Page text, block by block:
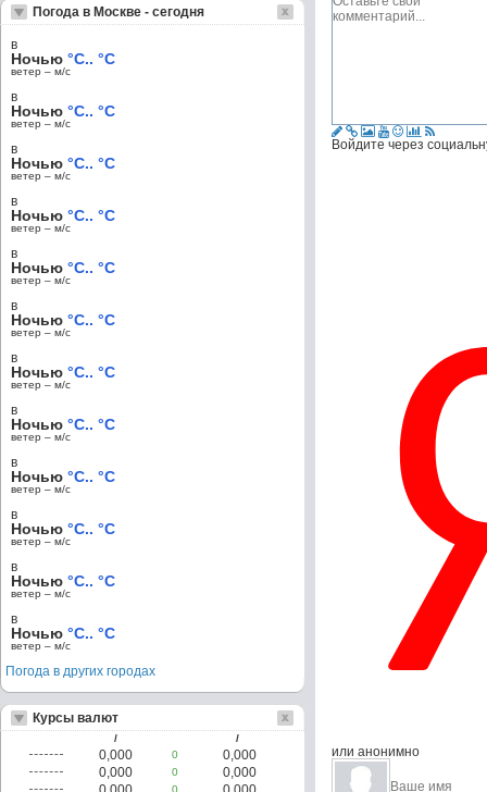
Войдите через
или анонимно
Погода в Москве - сегодня
в
Ночью °C.. °C
ветер – м/c
в
Ночью °C.. °C
ветер – м/c
в
Ночью °C.. °C
ветер – м/c
в
Ночью °C.. °C
ветер – м/c
в
Ночью °C.. °C
ветер – м/c
в
Ночью °C.. °C
ветер – м/c
в
Ночью °C.. °C
ветер – м/c
в
Ночью °C.. °C
ветер – м/c
в
Ночью °C.. °C
ветер – м/c
в
Ночью °C.. °C
ветер – м/c
в
Ночью °C.. °C
ветер – м/c
в
Ночью °C.. °C
ветер – м/c
Погода в других городах
Курсы валют
/ /
0,000 0
0,000
0,000
0
0,000
0